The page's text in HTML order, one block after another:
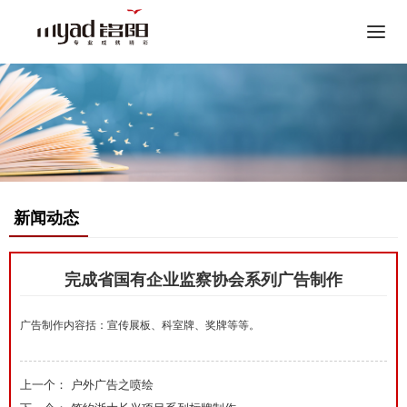
新闻动态
完成省国有企业监察协会系列广告制作
广告制作内容括：宣传展板、科室牌、奖牌等等。
上一个： 户外广告之喷绘